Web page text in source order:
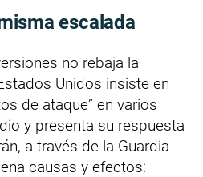
escalada
no rebaja la
Unidos insiste en
de ataque” en varios
y presenta su respuesta
a través de la Guardia
causas y efectos: